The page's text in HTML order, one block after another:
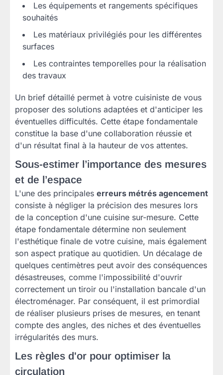
Les équipements et rangements spécifiques
souhaités
Les matériaux privilégiés pour les différentes
surfaces
Les contraintes temporelles pour la réalisation
des travaux
Un brief détaillé permet à votre cuisiniste de vous
proposer des solutions adaptées et d'anticiper les
éventuelles difficultés. Cette étape fondamentale
constitue la base d'une collaboration réussie et
d'un résultat final à la hauteur de vos attentes.
Sous-estimer l’importance des mesures
et de l’espace
L'une des principales erreurs métrés agencement
consiste à négliger la précision des mesures lors
de la conception d'une cuisine sur-mesure. Cette
étape fondamentale détermine non seulement
l'esthétique finale de votre cuisine, mais également
son aspect pratique au quotidien. Un décalage de
quelques centimètres peut avoir des conséquences
désastreuses, comme l'impossibilité d'ouvrir
correctement un tiroir ou l'installation bancale d'un
électroménager. Par conséquent, il est primordial
de réaliser plusieurs prises de mesures, en tenant
compte des angles, des niches et des éventuelles
irrégularités des murs.
Les règles d'or pour optimiser la
circulation